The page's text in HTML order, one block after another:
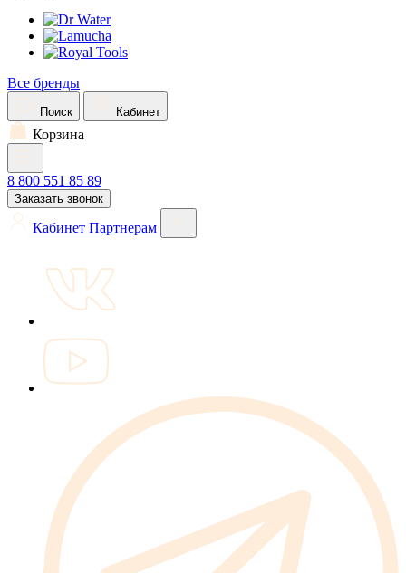
Все бренды
Поиск Кабинет
Корзина
8 800 551 85 89
Заказать звонок
Кабинет Партнерам